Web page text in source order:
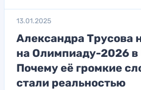
13.01.2025
Александра Трусова
на Олимпиаду-2026
Почему её громкие
стали реальностью